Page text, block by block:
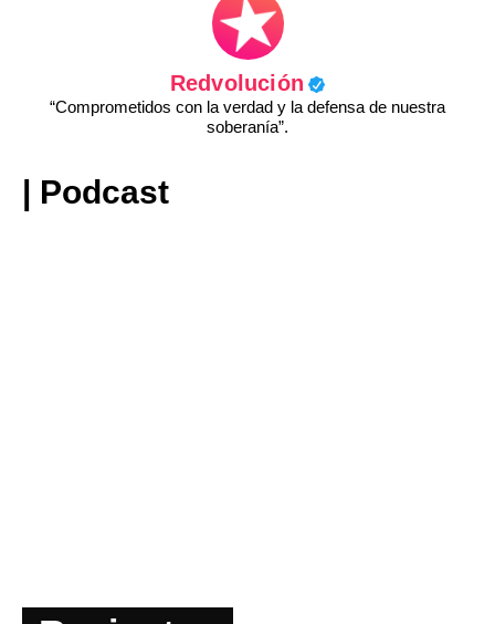
Redvolución
“Comprometidos con la verdad y la defensa de nuestra
soberanía”.
| Podcast